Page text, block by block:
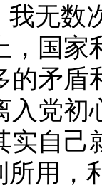
数次
，国家
的矛盾
入党
实自己
所用，